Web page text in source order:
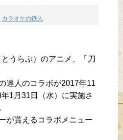
カラオケの鉄人
うらぶ）のアニメ、「刀
達人のコラボが2017年11
1月31日（水）に実施さ
が貰えるコラボメニュー